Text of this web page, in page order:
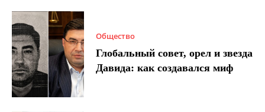
Общество
Глобальный совет, орел и звезда
Давида: как создавался миф